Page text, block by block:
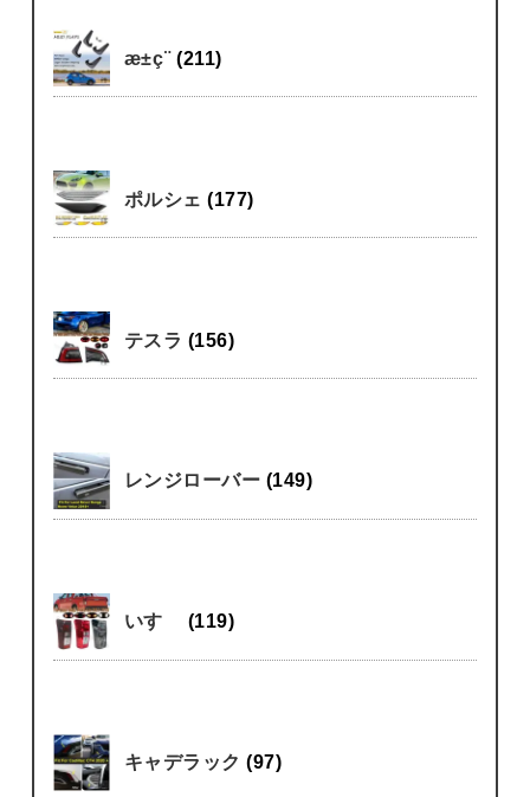
æ±ç¨(211)
ポルシェ(177)
テスラ (156)
レンジローバー (149)
いすゞ (119)
キャデラック(97)